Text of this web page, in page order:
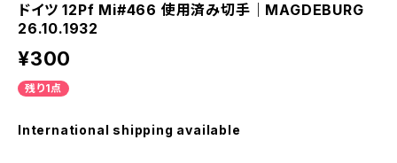
ドイツ 12Pf Mi#466 使用済み切手｜MAGDEBURG
26.10.1932
¥300
残り1点
International shipping available